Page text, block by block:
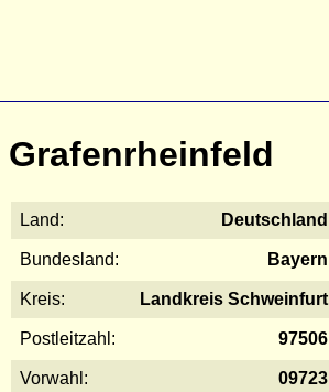
Grafenrheinfeld
Land: Deutschland
Bundesland: Bayern
Kreis: Landkreis Schweinfurt
Postleitzahl: 97506
Vorwahl: 09723